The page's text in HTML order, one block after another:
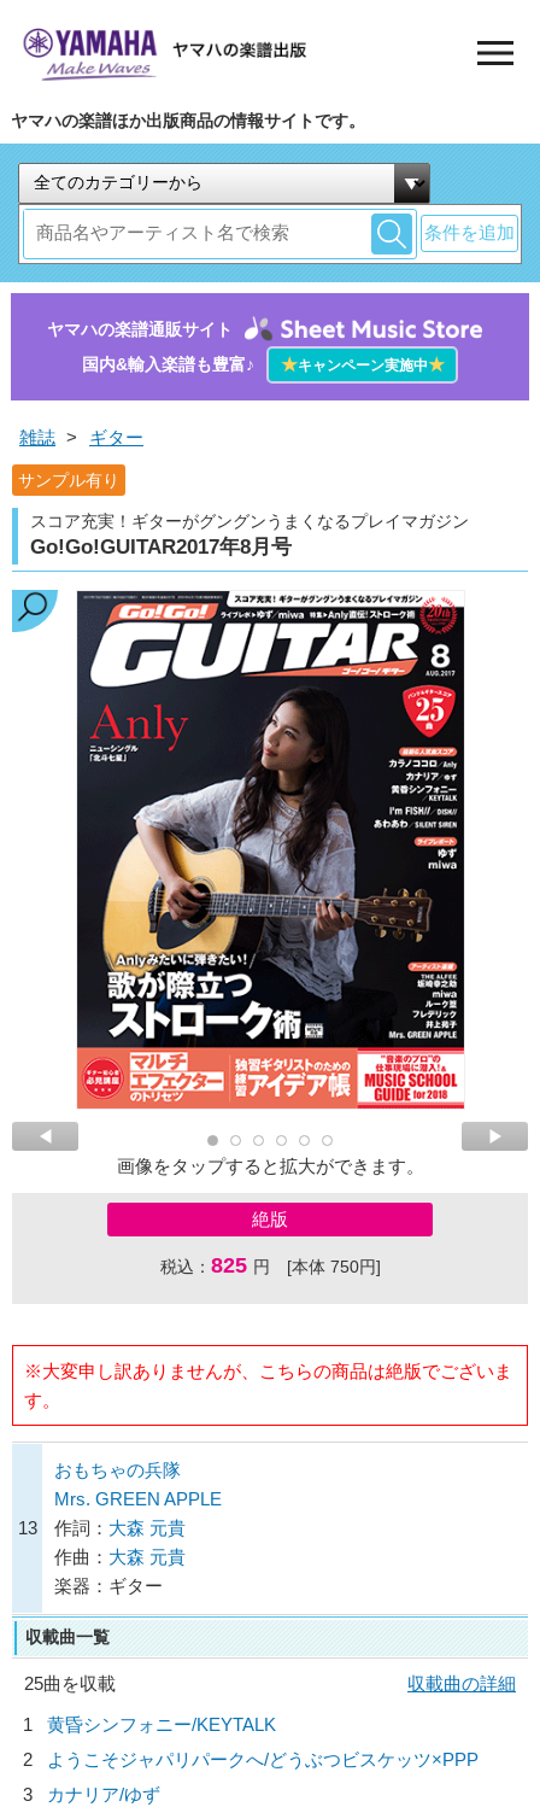
ヤマハの楽譜ほか出版商品の情報サイトです。
条件を追加
ヤマハの楽譜通販サイト
国内&輸入楽譜も豊富♪
★キャンペーン実施中★
雑誌 > ギター
サンプル有り
スコア充実！ギターがグングンうまくなるプレイマガジン
Go!Go!GUITAR2017年8月号
画像をタップすると拡大ができます。
絶版
税込： 825 円 [本体 750円]
※大変申し訳ありませんが、こちらの商品は絶版でございま
す。
13
おもちゃの兵隊
Mrs. GREEN APPLE
作詞： 大森 元貴
作曲： 大森 元貴
楽器：ギター
収載曲一覧
25曲を収載
収載曲の詳細
1
黄昏シンフォニー/KEYTALK
2
ようこそジャパリパークへ/どうぶつビスケッツ×PPP
3
カナリア/ゆず